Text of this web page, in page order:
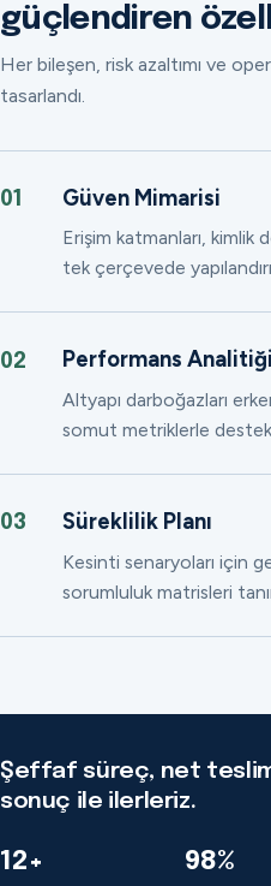
güçlendiren
Her bileşen, risk azaltımı ve
tasarlandı.
01 Güven Mimarisi
Erişim katmanları,
tek çerçevede
02 Performans Analitiği
Altyapı darboğazları
somut metriklerle
03 Süreklilik Planı
Kesinti senaryoları için
sorumluluk matrisleri
Şeffaf süreç, net
sonuç ile ilerleriz.
12+ 98%